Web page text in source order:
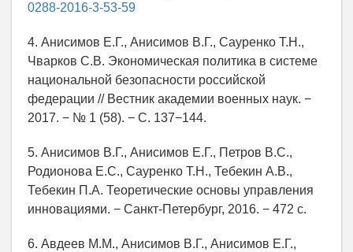
0288-2016-3-53-59
4. Анисимов Е.Г., Анисимов В.Г., Сауренко Т.Н.,
Чварков С.В. Экономическая политика в системе
национальной безопасности российской
федерации // Вестник академии военных наук. −
2017. − № 1 (58). − С. 137−144.
5. Анисимов В.Г., Анисимов Е.Г., Петров В.С.,
Родионова Е.С., Сауренко Т.Н., Тебекин А.В.,
Тебекин П.А. Теоретические основы управления
инновациями. − Санкт-Петербург, 2016. − 472 с.
6. Авдеев М.М., Анисимов В.Г., Анисимов Е.Г.,